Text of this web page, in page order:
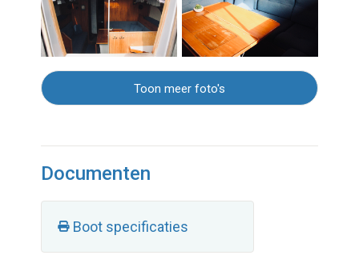
Toon meer foto's
Documenten
Boot specificaties